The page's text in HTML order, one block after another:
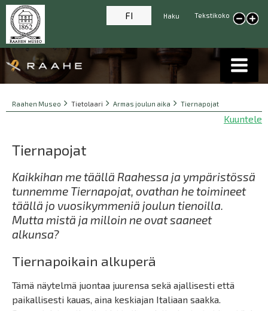
Tekstikoko
Pienennä tekstikokoa
Haku
FI
Breadcrumbs
You
Raahen Museo Tietolaari Armas joulun aika Tiernapojat
Kuuntele
Tiernapojat
Kaikkihan me täällä Raahessa ja ympäristössä
tunnemme Tiernapojat, ovathan he toimineet
täällä jo vuosikymmeniä joulun tienoilla.
Mutta mistä ja milloin ne ovat saaneet
alkunsa?
Tiernapoikain alkuperä
Tämä näytelmä juontaa juurensa sekä ajallisesti että
paikallisesti kauas, aina keskiajan Italiaan saakka.